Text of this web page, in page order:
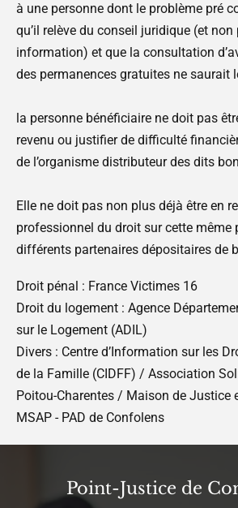
à une personne dont le problème pré
qu’il relève du conseil juridique (et
information) et que la consultation
des permanences gratuites ne saurait
la personne bénéficiaire ne doit pas
revenu ou justifier de difficulté
de l’organisme distributeur des dits
Elle ne doit pas non plus déjà être en
professionnel du droit sur cette même
différents partenaires dépositaires de
Droit pénal : France Victimes 16
Droit du logement : Agence
sur le Logement (ADIL)
Divers : Centre d’Information sur les
de la Famille (CIDFF) / Association
Poitou-Charentes / Maison de Justice
MSAP - PAD de Confolens
Point-Justice de